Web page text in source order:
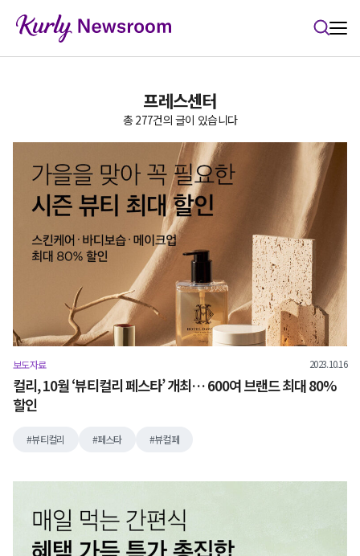
프레스센터
총 277건의 글이 있습니다
보도자료 2023.10.16
컬리, 10월 ‘뷰티컬리 페스타’ 개최… 600여 브랜드 최대 80%
할인
뷰티컬리 페스타 뷰컬페